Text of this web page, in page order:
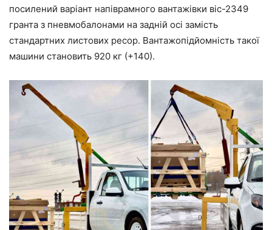
посилений варіант напіврамного вантажівки віс-2349
гранта з пневмобалонами на задній осі замість
стандартних листових ресор. Вантажопідйомність такої
машини становить 920 кг (+140).